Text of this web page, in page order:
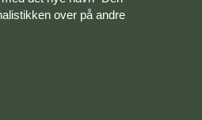
over på andre